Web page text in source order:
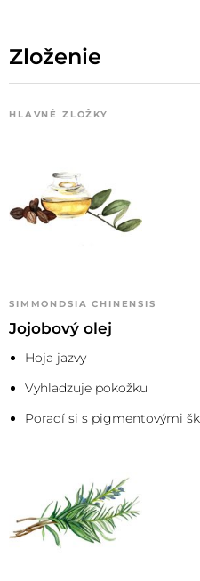
Zloženie
HLAVNÉ ZLOŽKY
SIMMONDSIA CHINENSIS
Jojobový olej
Hoja jazvy
Vyhladzuje pokožku
Poradí si s pigmentovými